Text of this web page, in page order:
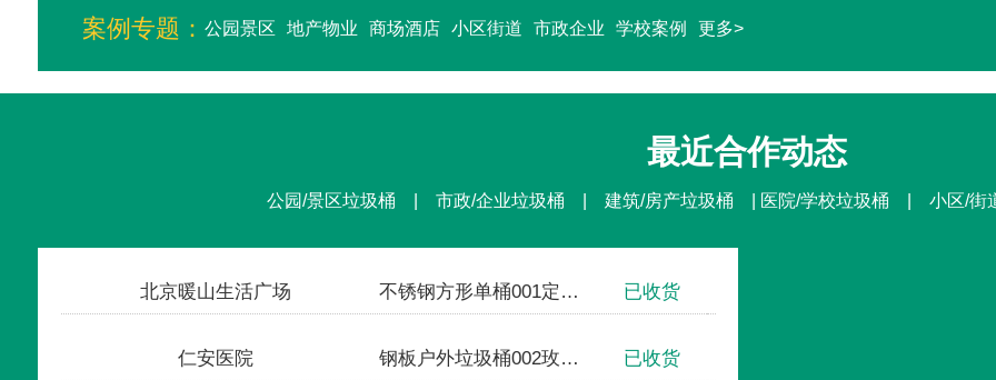
案例专题： 公园景区 地产物业 商场酒店 小区街道 市政企业 学校案例 更多>
最近合作动态
公园/景区垃圾桶 | 市政/企业垃圾桶 | 建筑/房产垃圾桶 | 医院/学校垃圾桶 | 小区/街
国家体育场-鸟巢 1100L塑料垃圾箱 已收货
中国人民大学 户外垃圾桶 已收货